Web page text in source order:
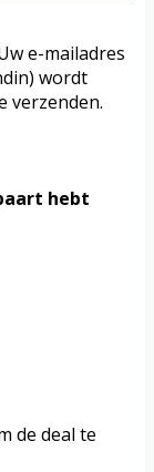
e-mailadres
wordt
verzenden.
hebt
de deal te